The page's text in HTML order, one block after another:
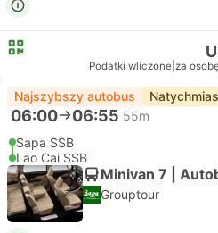
Podatki wliczone za
Najszybszy autobus
06:00 06:55 55m
Sapa SSB
Lao Cai SSB
Minivan 7 |
Grouptour